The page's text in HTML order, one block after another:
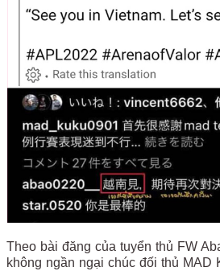
Theo bài đăng của tuyển thủ FW
không ngần ngại chúc đối thủ MAD